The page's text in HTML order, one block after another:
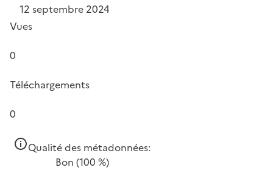
12 septembre 2024
Vues
0
Téléchargements
0
Qualité des métadonnées:
Bon (100 %)